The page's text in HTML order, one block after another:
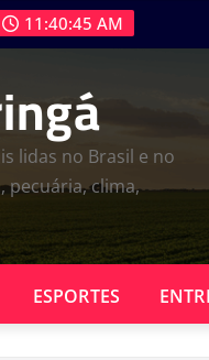
11:40:47 AM
lidas no Brasil e no
pecuária, clima,
ESPORTES